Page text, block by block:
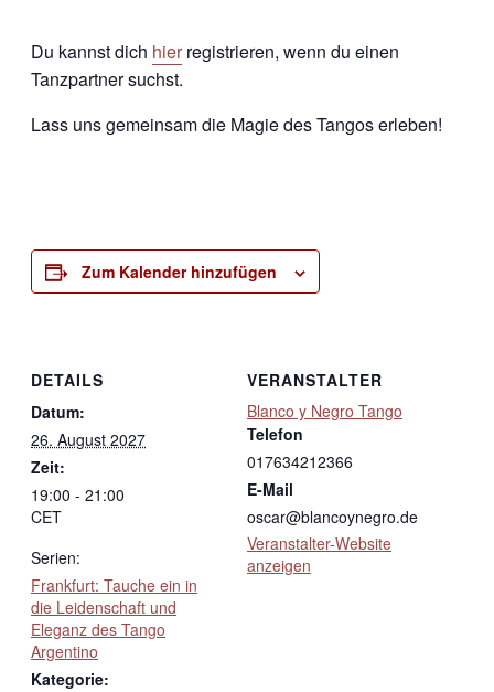
Du kannst dich hier registrieren, wenn du einen
Tanzpartner suchst.
Lass uns gemeinsam die Magie des Tangos erleben!
Zum Kalender hinzufügen
DETAILS
Datum:
26. August 2027
Zeit:
19:00 - 21:00
CET
Serien:
Frankfurt: Tauche ein in
die Leidenschaft und
Eleganz des Tango
Argentino
Kategorie:
VERANSTALTER
Blanco y Negro Tango
Telefon
017634212366
E-Mail
oscar@blancoynegro.de
Veranstalter-Website
anzeigen